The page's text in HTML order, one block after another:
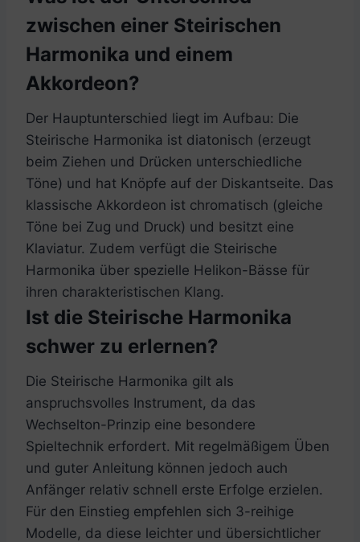
zwischen einer Steirischen
Harmonika und einem
Akkordeon?
Der Hauptunterschied liegt im Aufbau: Die
Steirische Harmonika ist diatonisch (erzeugt
beim Ziehen und Drücken unterschiedliche
Töne) und hat Knöpfe auf der Diskantseite. Das
klassische Akkordeon ist chromatisch (gleiche
Töne bei Zug und Druck) und besitzt eine
Klaviatur. Zudem verfügt die Steirische
Harmonika über spezielle Helikon-Bässe für
ihren charakteristischen Klang.
Ist die Steirische Harmonika
schwer zu erlernen?
Die Steirische Harmonika gilt als
anspruchsvolles Instrument, da das
Wechselton-Prinzip eine besondere
Spieltechnik erfordert. Mit regelmäßigem Üben
und guter Anleitung können jedoch auch
Anfänger relativ schnell erste Erfolge erzielen.
Für den Einstieg empfehlen sich 3-reihige
Modelle, da diese leichter und übersichtlicher